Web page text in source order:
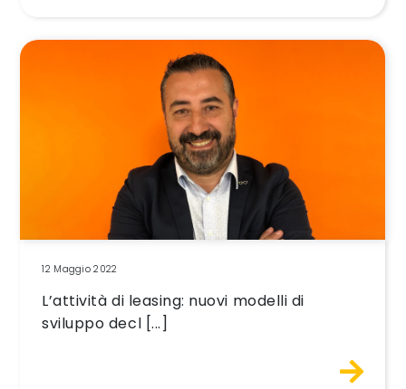
12 Maggio 2022
L’attività di leasing: nuovi modelli di
sviluppo decl [...]